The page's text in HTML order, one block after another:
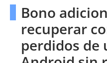
Bono
recuperar
perdidos de